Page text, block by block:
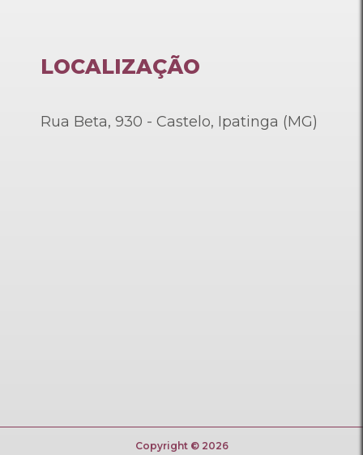
LOCALIZAÇÃO
Rua Beta, 930 - Castelo, Ipatinga (MG)
Copyright © 2026